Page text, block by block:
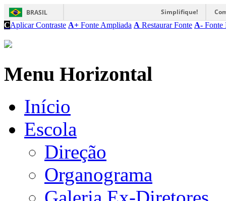
BRASIL Simplifique!
CAplicar Contraste A+ Fonte Ampliada A Restaurar Fonte A- Fonte
Menu Horizontal
Início
Escola
Direção
Organograma